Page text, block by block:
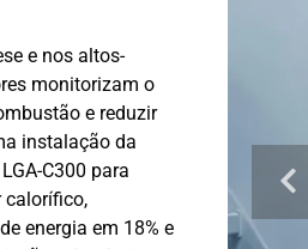
hidrogénio aumenta
da FPI medem a
de eletrólise e
com as
de caso: Uma fábrica
os nossos